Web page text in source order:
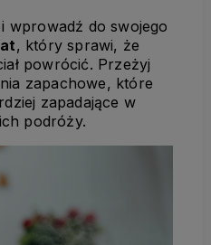
wprowadź do swojego
, który sprawi, że
powrócić. Przeżyj
zapachowe, które
zapadające w
podróży.